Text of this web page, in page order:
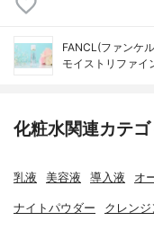
FANCL(ファンケ
モイストリファイ
化粧水関連カテ
乳液 美容液 導入液 オ
ナイトパウダー クレンジ